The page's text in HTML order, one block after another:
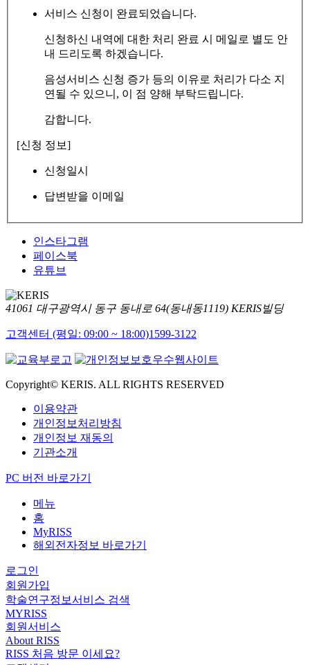
서비스 신청이 완료되었습니다.
신청하신 내역에 대한 처리 완료 시 메일로 별도 안
내 드리도록 하겠습니다.
음성서비스 신청 증가 등의 이유로 처리가 다소 지
연될 수 있으니, 이 점 양해 부탁드립니다.
감합니다.
[신청 정보]
신청일시
답변받을 이메일
인스타그램
페이스북
유튜브
41061 대구광역시 동구 동내로 64(동내동1119) KERIS빌딩
고객센터 (평일: 09:00 ~ 18:00)1599-3122
Copyright© KERIS. ALL RIGHTS RESERVED
이용약관
개인정보처리방침
개인정보 재동의
기관소개
PC 버전 바로가기
메뉴
홈
MyRISS
해외전자정보 바로가기
로그인
회원가입
학술연구정보서비스 검색
MYRISS
회원서비스
About RISS
RISS 처음 방문 이세요?